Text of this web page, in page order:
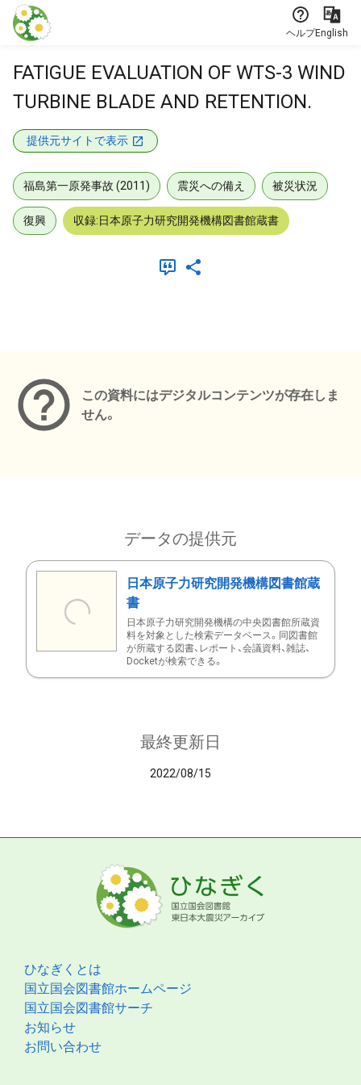
本文に飛ぶ
ヘルプEnglish
FATIGUE EVALUATION OF WTS-3 WIND
TURBINE BLADE AND RETENTION.
提供元サイトで表示
福島第一原発事故 (2011) 震災への備え 被災状況
復興 収録:日本原子力研究開発機構図書館蔵書
この資料にはデジタルコンテンツが存在しま
せん。
データの提供元
日本原子力研究開発機構図書館蔵
書
日本原子力研究開発機構の中央図書館所蔵資
料を対象とした検索データベース。同図書館
が所蔵する図書、レポート、会議資料、雑誌、
Docketが検索できる。
最終更新日
2022/08/15
ひなぎくとは
国立国会図書館ホームページ
国立国会図書館サーチ
お知らせ
お問い合わせ